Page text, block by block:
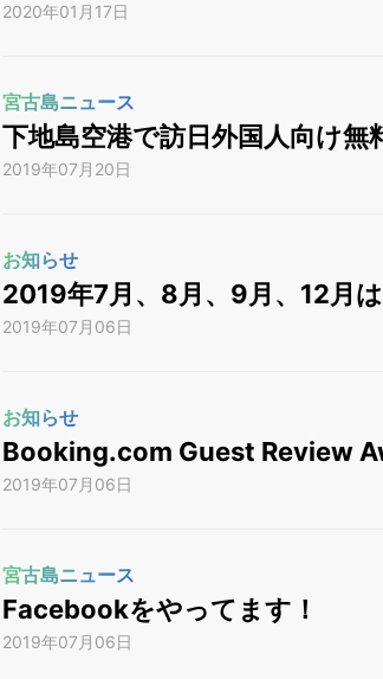
2020年01月17日
宮古島ニュース
下地島空港で訪日外国人向け無
2019年07月20日
お知らせ
2019年7月、8月、9月、12月
2019年07月06日
お知らせ
Booking.com Guest Review
2019年07月06日
宮古島ニュース
Facebookをやってます！
2019年07月06日